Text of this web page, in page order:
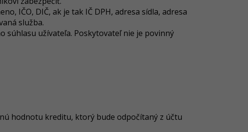
IČO, DIČ, ak je tak IČ DPH, adresa sídla, adresa
služba.
súhlasu užívateľa. Poskytovateľ nie je povinný
hodnotu kreditu, ktorý bude odpočítaný z účtu